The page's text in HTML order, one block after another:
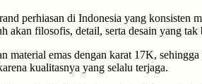
perhiasan di Indonesia yang konsisten
akan filosofis, detail, serta desain yang
material emas dengan karat 17K,
kualitasnya yang selalu terjaga.